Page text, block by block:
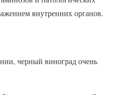
внутренних органов.
черный виноград очень